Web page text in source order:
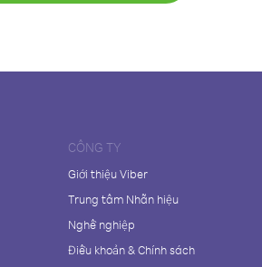
CÔNG TY
Giới thiệu Viber
Trung tâm Nhãn hiệu
Nghề nghiệp
Điều khoản & Chính sách